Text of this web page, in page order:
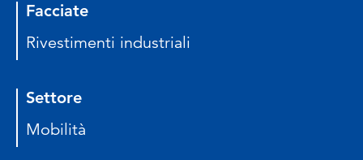
Facciate
Rivestimenti industriali
Settore
Mobilità